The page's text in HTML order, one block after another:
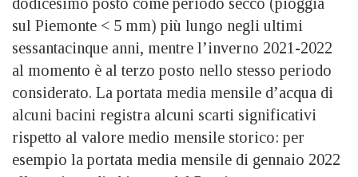
sul Piemonte < 5 mm) più lungo negli ultimi
sessantacinque anni, mentre l’inverno 2021-2022
al momento è al terzo posto nello stesso periodo
considerato. La portata media mensile d’acqua di
alcuni bacini registra alcuni scarti significativi
rispetto al valore medio mensile storico: per
esempio la portata media mensile di gennaio 2022